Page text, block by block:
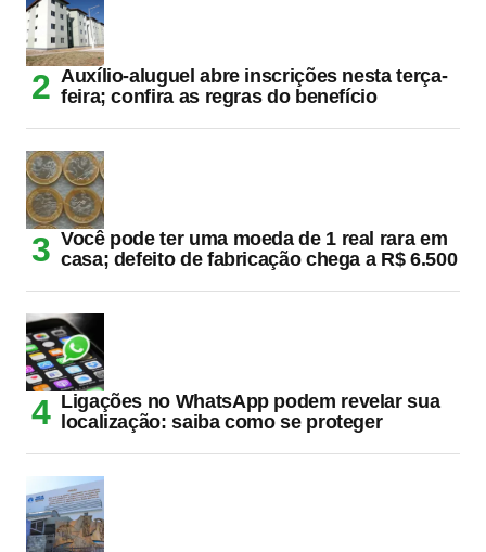
Auxílio-aluguel abre inscrições nesta terça-
feira; confira as regras do benefício
Você pode ter uma moeda de 1 real rara em
casa; defeito de fabricação chega a R$ 6.500
Ligações no WhatsApp podem revelar sua
localização: saiba como se proteger